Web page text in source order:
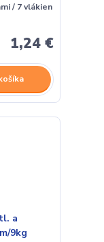
/ 7 vlákien
1,24 €